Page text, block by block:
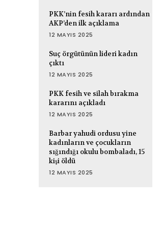
PKK’nin fesih kararı ardından
AKP’den ilk açıklama
12 MAYIS 2025
Suç örgütünün lideri kadın
çıktı
12 MAYIS 2025
PKK fesih ve silah bırakma
kararını açıkladı
12 MAYIS 2025
Barbar yahudi ordusu yine
kadınların ve çocukların
sığındığı okulu bombaladı, 15
kişi öldü
12 MAYIS 2025